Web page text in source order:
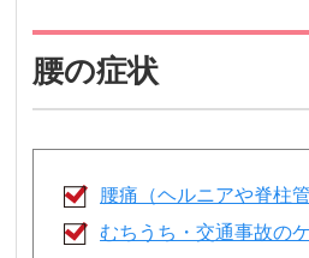
腰の症状
腰痛（ヘルニアや脊柱
むちうち・交通事故の